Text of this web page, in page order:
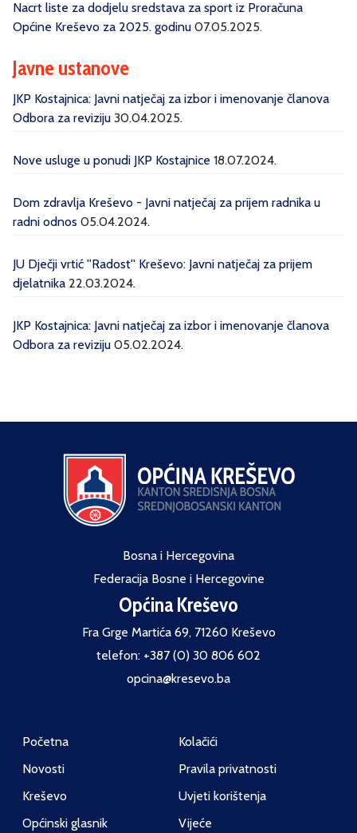
Nacrt liste za dodjelu sredstava za sport iz Proračuna
Općine Kreševo za 2025. godinu 07.05.2025.
Javne ustanove
JKP Kostajnica: Javni natječaj za izbor i imenovanje članova
Odbora za reviziju 30.04.2025.
Nove usluge u ponudi JKP Kostajnice 18.07.2024.
Dom zdravlja Kreševo - Javni natječaj za prijem radnika u
radni odnos 05.04.2024.
JU Dječji vrtić ''Radost'' Kreševo: Javni natječaj za prijem
djelatnika 22.03.2024.
JKP Kostajnica: Javni natječaj za izbor i imenovanje članova
Odbora za reviziju 05.02.2024.
Bosna i Hercegovina
Federacija Bosne i Hercegovine
Općina Kreševo
Fra Grge Martića 69, 71260 Kreševo
telefon: +387 (0) 30 806 602
opcina@kresevo.ba
Početna
Novosti
Kreševo
Općinski glasnik
Kolačići
Pravila privatnosti
Uvjeti korištenja
Vijeće